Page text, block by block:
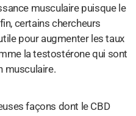
musculaire puisque le
certains chercheurs
pour augmenter les taux
la testostérone qui sont
musculaire.
façons dont le CBD